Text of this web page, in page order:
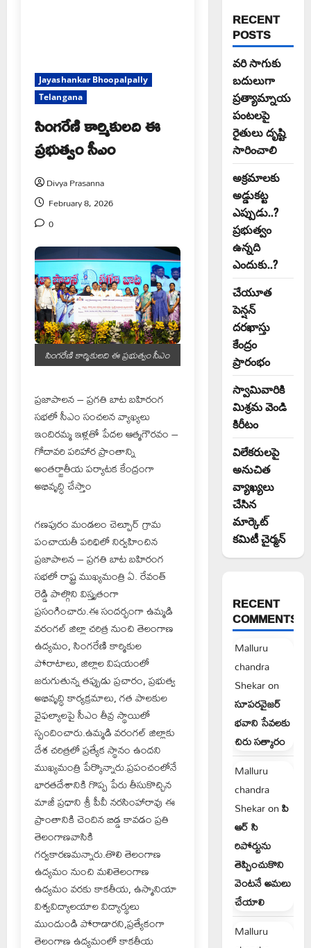
Jayashankar Bhoopalpally
Telangana
సింగరేణి కార్మికులది ఈ
ప్రభుత్వం సీఎం
Divya Prasanna
February 8, 2026
0
సింగరేణి కార్మికులది ఈ ప్రభుత్వం సీఎం
ప్రజాపాలన – ప్రగతి బాట బహిరంగ
సభలో సీఎం సంచలన వ్యాఖ్యలు
ఇందిరమ్మ ఇళ్లతో పేదల ఆత్మగౌరవం –
గోదావరి పరిహార ప్రాంతాన్ని
అంతర్జాతీయ పర్యాటక కేంద్రంగా
అభివృద్ధి చేస్తాం
గణపురం మండలం చెల్పూర్ గ్రామ
పంచాయతీ పరిధిలో నిర్వహించిన
ప్రజాపాలన – ప్రగతి బాట బహిరంగ
సభలో రాష్ట్ర ముఖ్యమంత్రి ఏ. రేవంత్
రెడ్డి పాల్గొని విస్తృతంగా
ప్రసంగించారు.ఈ సందర్భంగా ఉమ్మడి
వరంగల్ జిల్లా చరిత్ర నుంచి తెలంగాణ
ఉద్యమం, సింగరేణి కార్మికుల
పోరాటాలు, జిల్లాల విషయంలో
జరుగుతున్న తప్పుడు ప్రచారం, ప్రభుత్వ
అభివృద్ధి కార్యక్రమాలు, గత పాలకుల
వైఫల్యాలపై సీఎం తీవ్ర స్థాయిలో
స్పందించారు.ఉమ్మడి వరంగల్ జిల్లాకు
దేశ చరిత్రలో ప్రత్యేక స్థానం ఉందని
ముఖ్యమంత్రి పేర్కొన్నారు.ప్రపంచంలోనే
భారతదేశానికి గొప్ప పేరు తీసుకొచ్చిన
మాజీ ప్రధాని శ్రీ పీవీ నరసింహారావు ఈ
ప్రాంతానికి చెందిన బిడ్డ కావడం ప్రతి
తెలంగాణవాసికి
గర్వకారణమన్నారు.తొలి తెలంగాణ
ఉద్యమం నుంచి మలితెలంగాణ
ఉద్యమం వరకు కాకతీయ, ఉస్మానియా
విశ్వవిద్యాలయాల విద్యార్థులు
ముందుండి పోరాడారని,ప్రత్యేకంగా
తెలంగాణ ఉద్యమంలో కాకతీయ
RECENT
POSTS
వరి సాగుకు
బదులుగా
ప్రత్యామ్నాయ
పంటలపై
రైతులు దృష్టి
సారించాలి
అక్రమాలకు
అడ్డుకట్ట
ఎప్పుడు..?
ప్రభుత్వం
ఉన్నది
ఎందుకు..?
చేయూత
పెన్షన్
దరఖాస్తు
కేంద్రం
ప్రారంభం
స్వామివారికి
మిశ్రమ వెండి
కిరీటం
విలేకరులపై
అనుచిత
వ్యాఖ్యలు
చేసిన
మార్కెట్
కమిటీ చైర్మన్‌
RECENT
COMMENTS
Malluru
chandra
Shekaron
సూపరవైజర్
భవాని సేవలకు
చిరు సత్కారం
Malluru
chandra
Shekaronపి
ఆర్ సి
రిపోర్టును
తెప్పించుకొని
వెంటనే అమలు
చేయాలి
Malluru